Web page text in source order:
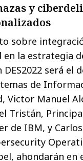
y
sobre
la estrategia
será el
de
Victor Manuel
Tristán,
de IBM, y
ahondarán en